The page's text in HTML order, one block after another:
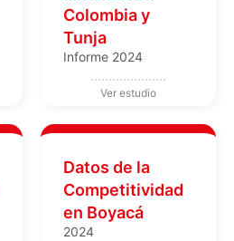
Colombia y
Tunja
Informe 2024
Datos de la
Competitividad
en Boyacá
2024